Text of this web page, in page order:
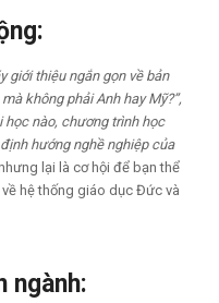
giới thiệu ngắn gọn về bản
không phải Anh hay Mỹ?”,
học nào, chương trình học
hướng nghề nghiệp của
lại là cơ hội để bạn thể
hệ thống giáo dục Đức và
ngành: